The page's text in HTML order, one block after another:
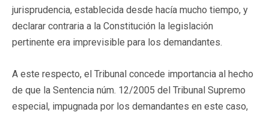
jurisprudencia, establecida desde hacía mucho tiempo, y
declarar contraria a la Constitución la legislación
pertinente era imprevisible para los demandantes.
A este respecto, el Tribunal concede importancia al hecho
de que la Sentencia núm. 12/2005 del Tribunal Supremo
especial, impugnada por los demandantes en este caso,